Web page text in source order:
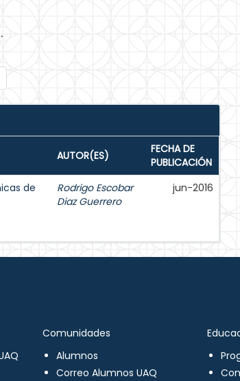
AUTOR(ES)
FECHA DE
PUBLICACIÓN
de
Rodrigo Escobar
Diaz Guerrero
jun-2016
Comunidades
Alumnos
Correo Alumnos UAQ